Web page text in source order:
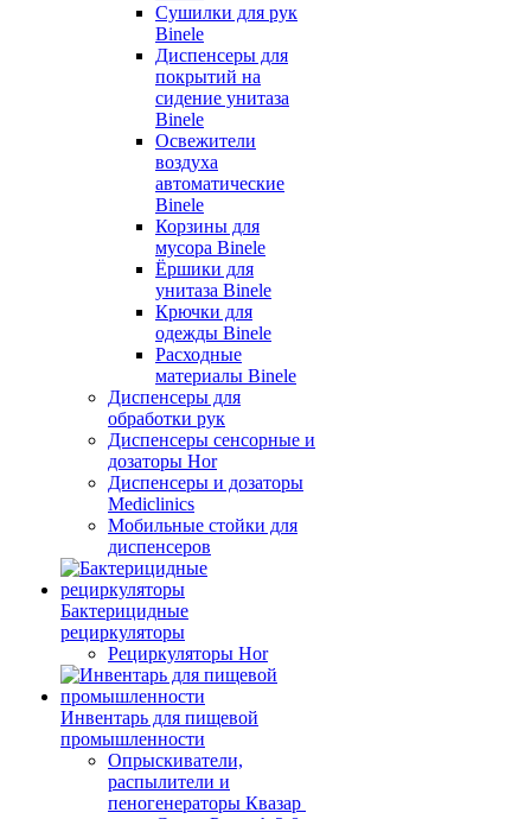
Сушилки для рук
Binele
Диспенсеры для
покрытий на
сидение унитаза
Binele
Освежители
воздуха
автоматические
Binele
Корзины для
мусора Binele
Ёршики для
унитаза Binele
Крючки для
одежды Binele
Расходные
материалы Binele
Диспенсеры для
обработки рук
Диспенсеры сенсорные и
дозаторы Hor
Диспенсеры и дозаторы
Mediclinics
Мобильные стойки для
диспенсеров
Бактерицидные
рециркуляторы
Рециркуляторы Hor
Инвентарь для пищевой
промышленности
Опрыскиватели,
распылители и
пеногенераторы Квазар